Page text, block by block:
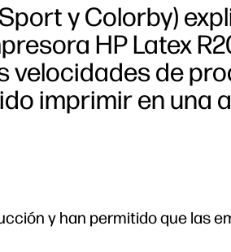
y Colorby)
HP Latex
velocidades de
imprimir en una
y han permitido que las